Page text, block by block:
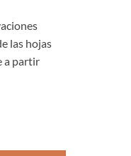
las hojas
a partir